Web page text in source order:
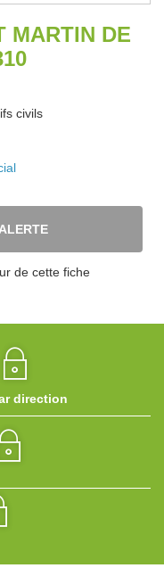
MARTIN DE
civils
de cette fiche
direction